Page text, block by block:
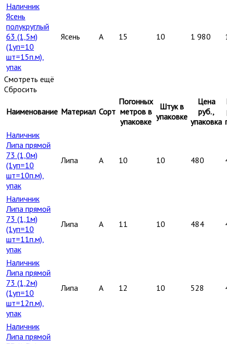
Наличник
Ясень
полукруглый
63 (1,5м)
(1уп=10
шт=15п.м),
упак
Ясень A 15 10 1 980
Смотреть ещё
Сбросить
Наименование Материал Сорт
Погонных
метров в
упаковке
Штук в
упаковке
Цена
руб.,
упаковка
Наличник
Липа прямой
73 (1,0м)
(1уп=10
шт=10п.м),
упак
Липа A 10 10 480
Наличник
Липа прямой
73 (1,1м)
(1уп=10
шт=11п.м),
упак
Липа A 11 10 484
Наличник
Липа прямой
73 (1,2м)
(1уп=10
шт=12п.м),
упак
Липа A 12 10 528
Наличник
Липа прямой